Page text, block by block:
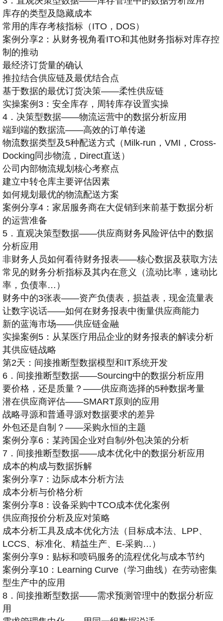
库存的类型及隐藏成本
常用的库存考核指标（ITO，DOS）
案例分享2：从财务视角看ITO和其他财务指标对库存控
制的推动
最经济订货量的确认
推拉结合供应链及最优结合点
基于数据的最优订货决策——柔性供应链
实操案例3：安全库存，周转库存设置实操
4．决策型数据——物流运营中的数据分析应用
端到端的数据流——高效的订单传递
物流数据类型及5种配送方式（Milk-run，VMI，Cross-
Docking同步物流，Direct直送）
公司内部物流规划核心考察点
建立中转仓库主要评估因素
如何规划最优的物流配送方案
案例分享4：家居服务商在大促销到来前基于数据分析
的运营准备
5．直观决策型数据——供应商财务风险评估中的数据
分析应用
非财务人员如何看待财务报表——核心数据及获取方法
常见的财务分析指标及其内在意义（流动比率，速动比
率，负债率…）
财务中的3张表——资产负债表，损益表，现金流量表
让数字说话——如何在财务报表中衡量供应商能力
新的蓝海市场——供应链金融
实操案例5：从某医疗用品企业的财务报表的解读分析
其供应链战略
第2天：间接推断型数据模型和IT系统开发
6．间接推断型数据——Sourcing中的数据分析应用
要价格，还是质量？——供应商选择的5种数据考量
潜在供应商评估——SMART原则的应用
战略寻源和普通寻源对数据要求的差异
外包还是自制？——采购永恒的主题
案例分享6：某跨国企业对自制/外包决策的分析
7．间接推断型数据——成本优化中的数据分析应用
成本的构成与数据拆解
案例分享7：边际成本分析方法
成本分析与价格分析
案例分享8：设备采购中TCO成本优化案例
供应商报价分析及应对策略
成本分析工具及成本优化方法（目标成本法、LPP、
LCCS、标准化、精益生产、E-采购…）
案例分享9：贴标和喷码服务的流程优化与成本节约
案例分享10：Learning Curve（学习曲线）在劳动密集
型生产中的应用
8．间接推断型数据——需求预测管理中的数据分析应
用